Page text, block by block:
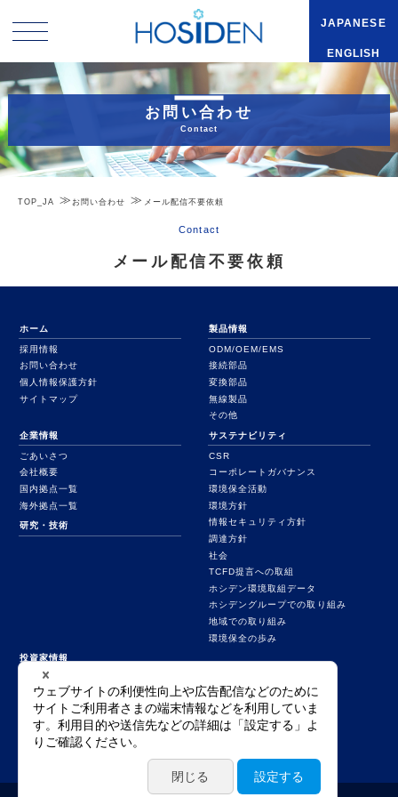
JAPANESE
ENGLISH
お問い合わせ
Contact
TOP_JA お問い合わせ メール配信不要依頼
Contact
メール配信不要依頼
ホーム
採用情報
お問い合わせ
個人情報保護方針
サイトマップ
製品情報
ODM/OEM/EMS
接続部品
変換部品
無線製品
その他
企業情報
ごあいさつ
会社概要
国内拠点一覧
海外拠点一覧
研究・技術
サステナビリティ
CSR
コーポレートガバナンス
環境保全活動
環境方針
情報セキュリティ方針
調達方針
社会
TCFD提言への取組
ホシデン環境取組データ
ホシデングループでの取り組み
地域での取り組み
環境保全の歩み
投資家情報
業績ハイライト
決算短信等
統合報告書
有価証券報告書
その他